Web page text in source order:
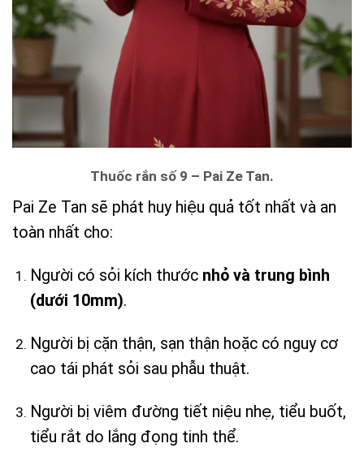
Thuốc rắn số 9 – Pai Ze Tan.
Pai Ze Tan sẽ phát huy hiệu quả tốt nhất và an
toàn nhất cho:
Người có sỏi kích thước nhỏ và trung bình
(dưới 10mm).
Người bị cặn thận, sạn thận hoặc có nguy cơ
cao tái phát sỏi sau phẫu thuật.
Người bị viêm đường tiết niệu nhẹ, tiểu buốt,
tiểu rắt do lắng đọng tinh thể.